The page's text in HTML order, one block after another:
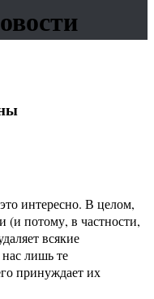
интересно. В целом,
(и потому, в частности,
всякие
лишь те
принуждает их